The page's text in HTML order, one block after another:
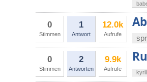
0
Stimmen
1
Antwort
12.0k
Aufrufe
0
Stimmen
2
Antworten
9.9k
Aufrufe